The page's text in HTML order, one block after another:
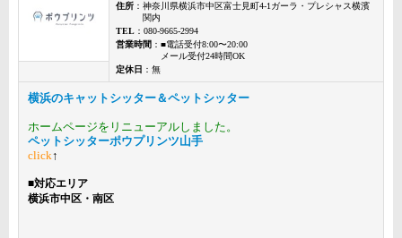
住所 ：神奈川県横浜市中区富士見町4-1ガーラ・プレシャス横濱
関内
TEL ：080-9665-2994
営業時間 ：■電話受付8:00〜20:00
メール受付24時間OK
定休日 ：無
横浜のキャットシッター＆ペットシッター
ホームページをリニューアルしました。
ペットシッターポウプリンツ山手
click↑
■対応エリア
横浜市中区・南区